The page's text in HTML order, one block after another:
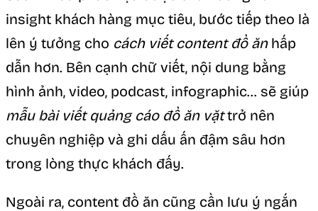
insight khách hàng mục tiêu, bước tiếp theo là
lên ý tưởng cho cách viết content đồ ăn hấp
dẫn hơn. Bên cạnh chữ viết, nội dung bằng
hình ảnh, video, podcast, infographic… sẽ giúp
mẫu bài viết quảng cáo đồ ăn vặttrở nên
chuyên nghiệp và ghi dấu ấn đậm sâu hơn
trong lòng thực khách đấy.
Ngoài ra, content đồ ăn cũng cần lưu ý ngắn